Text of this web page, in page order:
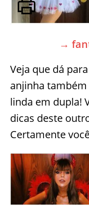
→
Veja que dá
anjinha
linda em dupla!
dicas deste
Certamente